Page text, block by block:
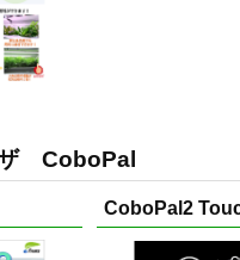
ザ CoboPal
CoboPal2